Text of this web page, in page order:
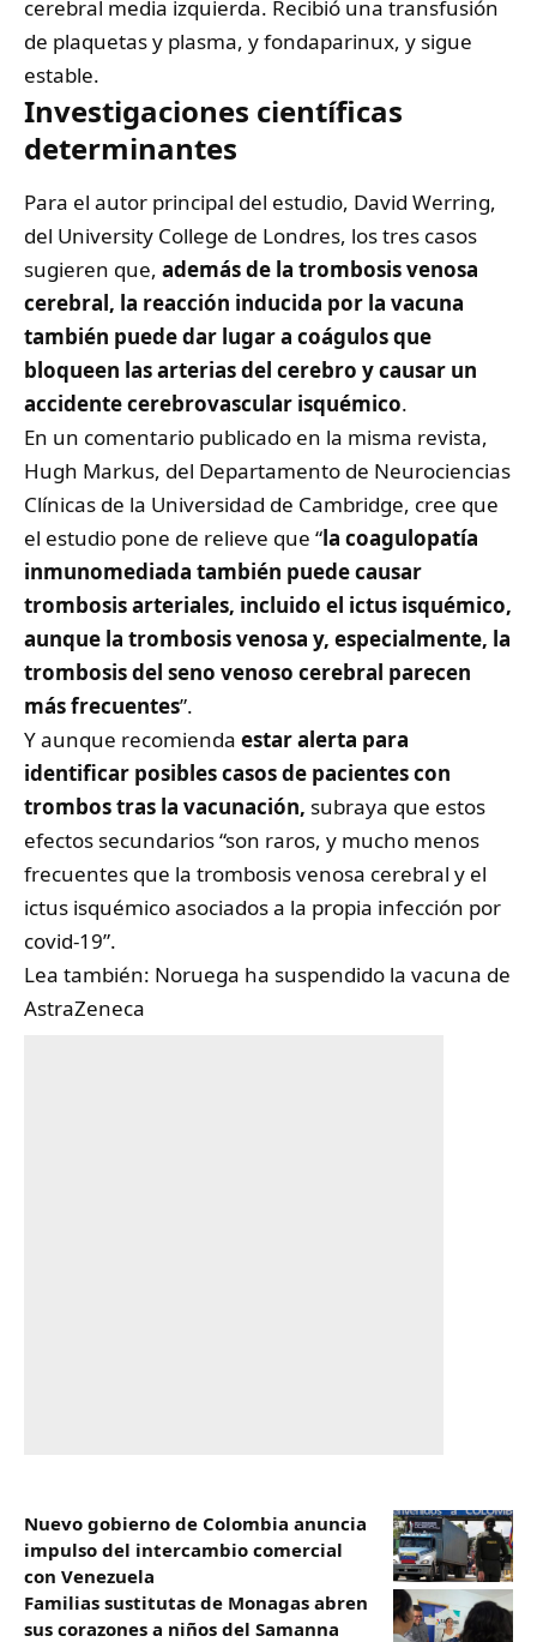
cerebral media izquierda. Recibió una transfusión
de plaquetas y plasma, y fondaparinux, y sigue
estable.
Investigaciones científicas
determinantes
Para el autor principal del estudio, David Werring,
del University College de Londres, los tres casos
sugieren que, además de la trombosis venosa
cerebral, la reacción inducida por la vacuna
también puede dar lugar a coágulos que
bloqueen las arterias del cerebro y causar un
accidente cerebrovascular isquémico.
En un comentario publicado en la misma revista,
Hugh Markus, del Departamento de Neurociencias
Clínicas de la Universidad de Cambridge, cree que
el estudio pone de relieve que “la coagulopatía
inmunomediada también puede causar
trombosis arteriales, incluido el ictus isquémico,
aunque la trombosis venosa y, especialmente, la
trombosis del seno venoso cerebral parecen
más frecuentes”.
Y aunque recomienda estar alerta para
identificar posibles casos de pacientes con
trombos tras la vacunación, subraya que estos
efectos secundarios “son raros, y mucho menos
frecuentes que la trombosis venosa cerebral y el
ictus isquémico asociados a la propia infección por
covid-19”.
Lea también: Noruega ha suspendido la vacuna de
AstraZeneca
Nuevo gobierno de Colombia anuncia
impulso del intercambio comercial
con Venezuela
Familias sustitutas de Monagas abren
sus corazones a niños del Samanna